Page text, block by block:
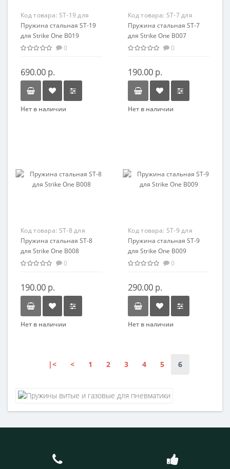
Код товара: ST-19 для
Strike One B019
Пружина стальная ST-19
для Strike One B019
0
690.00 р.
Нет в наличии
Код товара: ST-7 для
Strike One B007
Пружина стальная ST-7
для Strike One B007
0
190.00 р.
Нет в наличии
Код товара: ST-8 для
Strike One B008
Пружина стальная ST-8
для Strike One B008
0
190.00 р.
Нет в наличии
Код товара: ST-9 для
Strike One B009
Пружина стальная ST-9
для Strike One B009
0
290.00 р.
Нет в наличии
|< < 1 2 3 4 5 6